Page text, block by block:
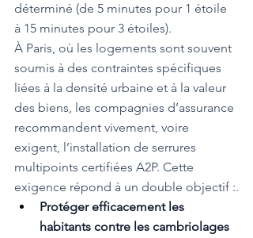
déterminé (de 5 minutes pour 1 étoile
à 15 minutes pour 3 étoiles).
À Paris, où les logements sont souvent
soumis à des contraintes spécifiques
liées à la densité urbaine et à la valeur
des biens, les compagnies d’assurance
recommandent vivement, voire
exigent, l’installation de serrures
multipoints certifiées A2P. Cette
exigence répond à un double objectif :.
Protéger efficacement les
habitants contre les cambriolages